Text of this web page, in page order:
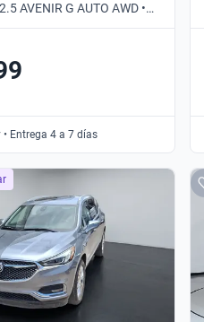
AVENIR G AUTO AWD •
• Entrega 4 a 7 días